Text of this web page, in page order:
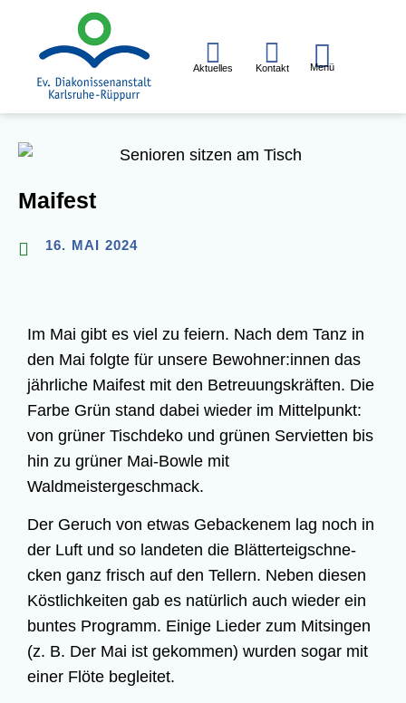
Aktuelles Kontakt Menü
Mai­fest
16. MAI 2024
Im Mai gibt es viel zu fei­ern. Nach dem Tanz in
den Mai folg­te für unse­re Bewohner:innen das
jähr­li­che Mai­fest mit den Betreu­ungs­kräf­ten. Die
Far­be Grün stand dabei wie­der im Mit­tel­punkt:
von grü­ner Tisch­de­ko und grü­nen Ser­vi­et­ten bis
hin zu grü­ner Mai-Bow­le mit
Waldmeistergeschmack.
Der Geruch von etwas Geba­cke­nem lag noch in
der Luft und so lan­de­ten die Blät­ter­teig­schne­
cken ganz frisch auf den Tel­lern. Neben die­sen
Köst­lich­kei­ten gab es natür­lich auch wie­der ein
bun­tes Pro­gramm. Eini­ge Lie­der zum Mit­sin­gen
(z. B. Der Mai ist gekom­men) wur­den sogar mit
einer Flö­te begleitet.